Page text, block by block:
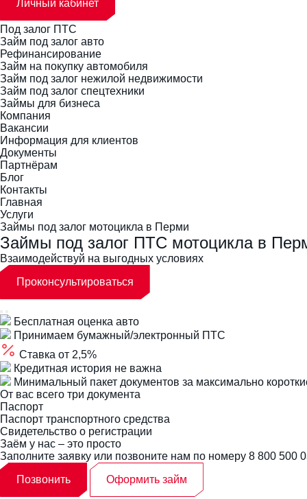
Личный кабинет
Под залог ПТС
Займ под залог авто
Рефинансирование
Займ на покупку автомобиля
Займ под залог нежилой недвижимости
Займ под залог спецтехники
Займы для бизнеса
Компания
Вакансии
Информация для клиентов
Документы
Партнёрам
Блог
Контакты
Главная
Услуги
Займы под залог мотоцикла в Перми
Займы под залог ПТС мотоцикла в
Взаимодействуй на выгодных условиях
Проконсультироваться
Бесплатная оценка авто
Принимаем бумажный/электронный ПТС
Ставка от 2,5%
Кредитная история не важна
Минимальный пакет документов за максимально
От вас всего три документа
Паспорт
Паспорт транспортного средства
Свидетельство о регистрации
Заём у нас – это просто
Заполните заявку или позвоните нам по номеру 8 800 500
Позвонить
Оформить займ